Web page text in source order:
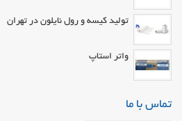
تولید کیسه و رول نایلون در تهران
واتر استاپ
تماس با ما